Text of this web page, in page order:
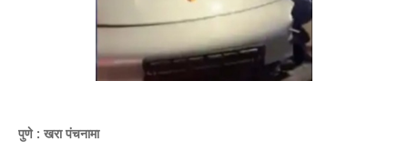
पुणे : खरा पंचनामा